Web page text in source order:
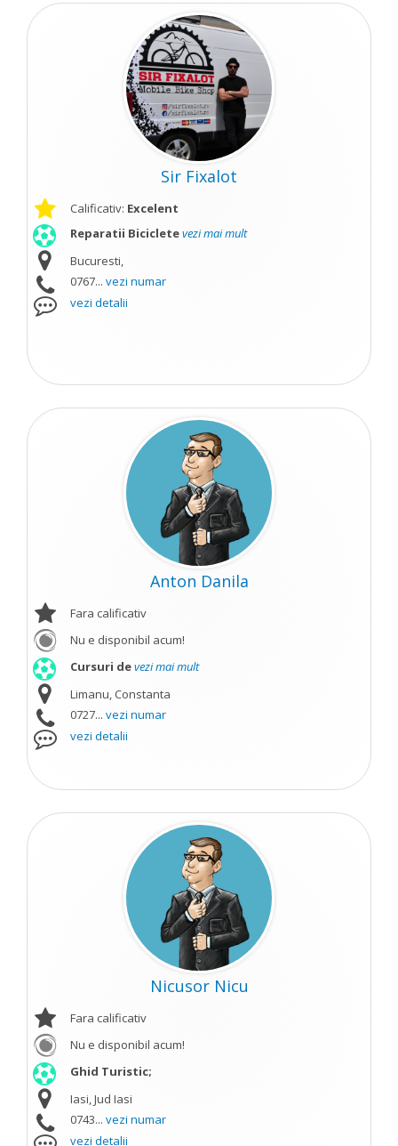
Sir Fixalot
Calificativ: Excelent
Reparatii Bicicletevezi mai mult
Bucuresti,
0767... vezi numar
vezi detalii
Anton Danila
Fara calificativ
Nu e disponibil acum!
Cursuri devezi mai mult
Limanu, Constanta
0727... vezi numar
vezi detalii
Nicusor Nicu
Fara calificativ
Nu e disponibil acum!
Ghid Turistic;
Iasi, Jud Iasi
0743... vezi numar
vezi detalii